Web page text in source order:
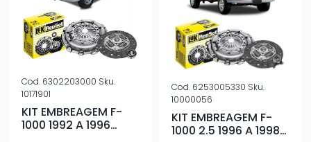
Cod. 6302203000 Sku.
10171901
KIT EMBREAGEM F-
1000 1992 A 1996
Cod. 6253005330 Sku.
10000056
KIT EMBREAGEM F-
1000 2.5 1996 A 1998